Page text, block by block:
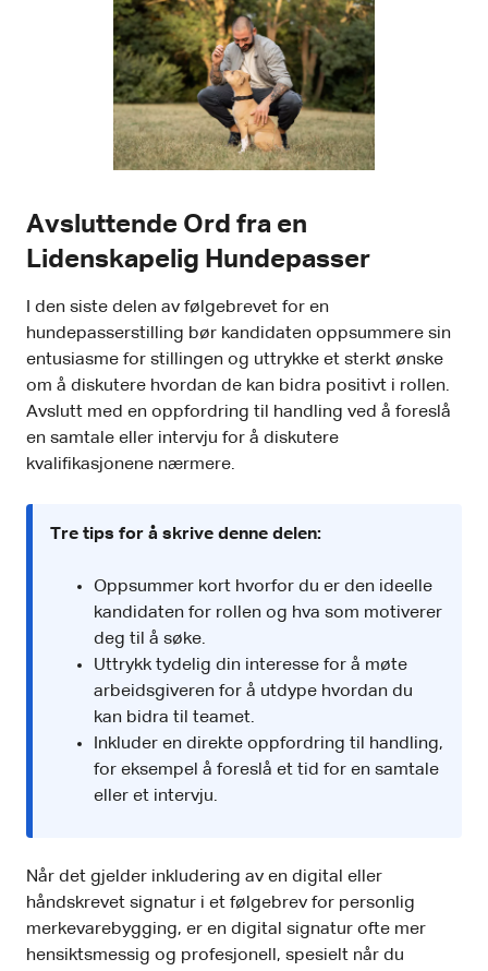
Avsluttende Ord fra en
Lidenskapelig Hundepasser
I den siste delen av følgebrevet for en
hundepasserstilling bør kandidaten oppsummere sin
entusiasme for stillingen og uttrykke et sterkt ønske
om å diskutere hvordan de kan bidra positivt i rollen.
Avslutt med en oppfordring til handling ved å foreslå
en samtale eller intervju for å diskutere
kvalifikasjonene nærmere.
Tre tips for å skrive denne delen:
Oppsummer kort hvorfor du er den ideelle
kandidaten for rollen og hva som motiverer
deg til å søke.
Uttrykk tydelig din interesse for å møte
arbeidsgiveren for å utdype hvordan du
kan bidra til teamet.
Inkluder en direkte oppfordring til handling,
for eksempel å foreslå et tid for en samtale
eller et intervju.
Når det gjelder inkludering av en digital eller
håndskrevet signatur i et følgebrev for personlig
merkevarebygging, er en digital signatur ofte mer
hensiktsmessig og profesjonell, spesielt når du